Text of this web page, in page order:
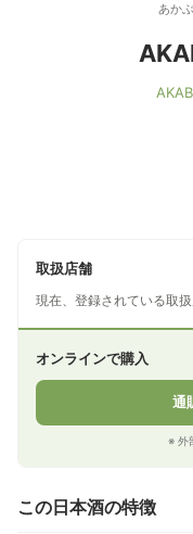
あか
取扱店舗
現在、登録されている取扱
オンラインで購入
通
※ 外
この日本酒の特徴